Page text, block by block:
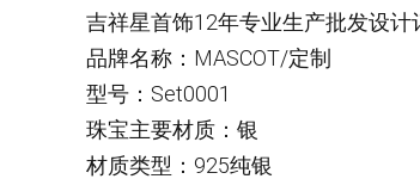
吉祥星首饰12年专业生产批发设计
品牌名称：MASCOT/定制
型号：Set0001
珠宝主要材质：银
材质类型：925纯银